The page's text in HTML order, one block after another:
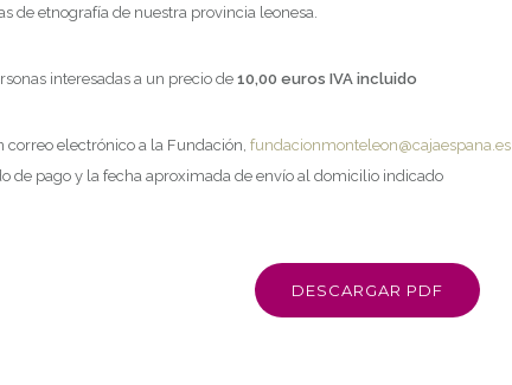
de etnografía de nuestra provincia leonesa.
interesadas a un precio de 10,00 euros IVA incluido
electrónico a la Fundación, fundacionmonteleon@cajaespana.es
de pago y la fecha aproximada de envío al domicilio indicado
DESCARGAR PDF